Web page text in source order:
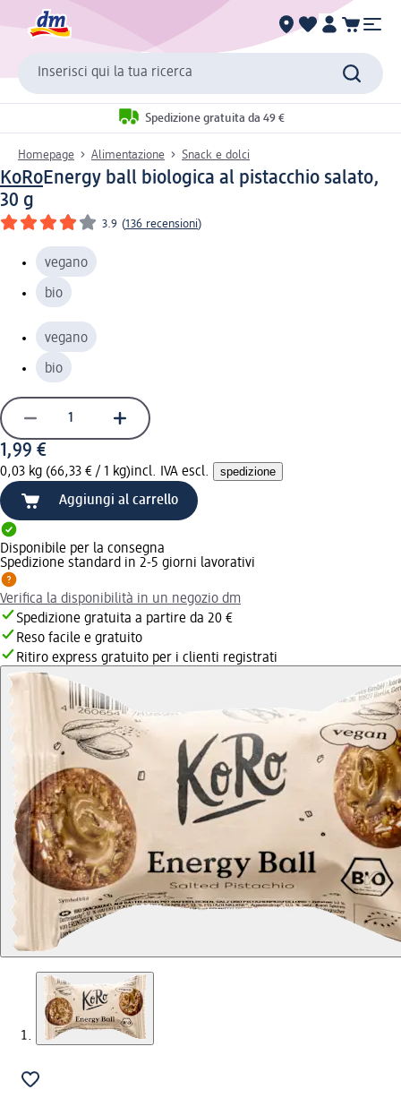
Inserisci qui la tua ricerca
Spedizione gratuita da 49 €
Homepage Alimentazione Snack e dolci
KoRoEnergy ball biologica al pistacchio salato,
30 g
3.9 (136 recensioni)
vegano
bio
vegano
bio
1,99 €
0,03 kg (66,33 € / 1 kg)incl. IVA escl. spedizione
Aggiungi al carrello
Disponibile per la consegna
Spedizione standard in 2-5 giorni lavorativi
Verifica la disponibilità in un negozio dm
Spedizione gratuita a partire da 20 €
Reso facile e gratuito
Ritiro express gratuito per i clienti registrati